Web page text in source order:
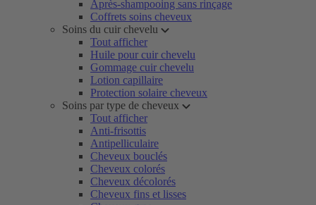
Après-shampooing sans rinçage
Coffrets soins cheveux
Soins du cuir chevelu
Tout afficher
Huile pour cuir chevelu
Gommage cuir chevelu
Lotion capillaire
Protection solaire cheveux
Soins par type de cheveux
Tout afficher
Anti-frisottis
Antipelliculaire
Cheveux bouclés
Cheveux colorés
Cheveux décolorés
Cheveux fins et lisses